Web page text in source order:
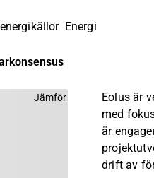
Datum för årsstämmor och aktieägarinformation
Energi
Jämför
Eolus är
med
är
drift av